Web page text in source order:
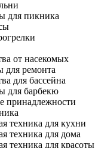
для пикника
от насекомых
для ремонта
для бассейна
для барбекю
принадлежности
техника для кухни
техника для дома
техника для красоты